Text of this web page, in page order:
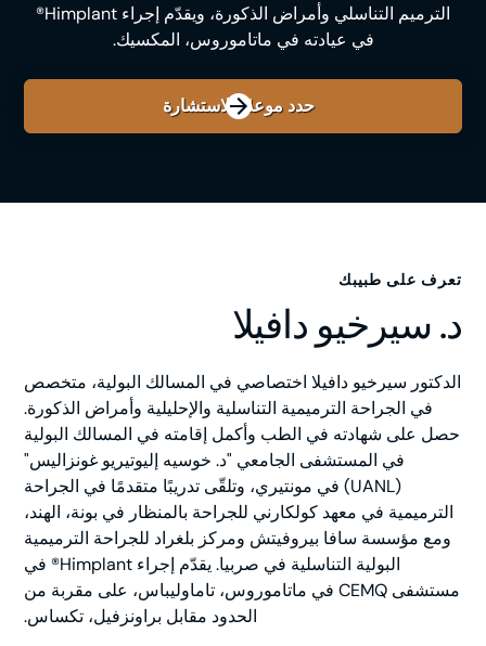
الترميم التناسلي وأمراض الذكورة، ويقدّم إجراء Himplant®
في عيادته في ماتاموروس، المكسيك.
حدد موعدًا للاستشارة
تعرف على طبيبك
د. سيرخيو دافيلا
الدكتور سيرخيو دافيلا اختصاصي في المسالك البولية، متخصص
في الجراحة الترميمية التناسلية والإحليلية وأمراض الذكورة.
حصل على شهادته في الطب وأكمل إقامته في المسالك البولية
في المستشفى الجامعي "د. خوسيه إليوتيريو غونزاليس"
(UANL) في مونتيري، وتلقّى تدريبًا متقدمًا في الجراحة
الترميمية في معهد كولكارني للجراحة بالمنظار في بونة، الهند،
ومع مؤسسة سافا بيروفيتش ومركز بلغراد للجراحة الترميمية
البولية التناسلية في صربيا. يقدّم إجراء Himplant® في
مستشفى CEMQ في ماتاموروس، تاماوليباس، على مقربة من
الحدود مقابل براونزفيل، تكساس.